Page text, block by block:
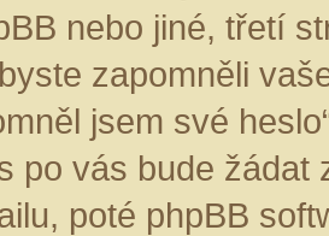
nebo jiné, třetí
zapomněli
jsem své
po vás bude
poté phpBB